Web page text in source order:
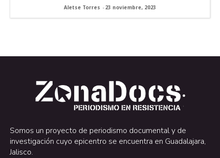
Aletse Torres - 23 noviembre, 2023
.
.
Somos un proyecto de periodismo documental y de
investigación cuyo epicentro se encuentra en Guadalajara,
Jalisco.